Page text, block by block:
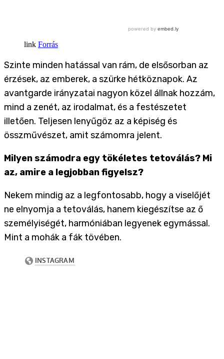
Forrás
Szinte minden hatással van rám, de elsősorban az
érzések, az emberek, a szürke hétköznapok. Az
avantgarde irányzatai nagyon közel állnak hozzám,
mind a zenét, az irodalmat, és a festészetet
illetően. Teljesen lenyűgöz az a képiség és
összművészet, amit számomra jelent.
Milyen számodra egy tökéletes tetoválás? Mi
az, amire a legjobban figyelsz?
Nekem mindig az a legfontosabb, hogy a viselőjét
ne elnyomja a tetoválás, hanem kiegészítse az ő
személyiségét, harmóniában legyenek egymással.
Mint a mohák a fák tövében.